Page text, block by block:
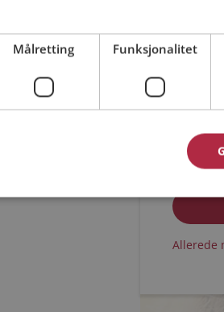
Jeg
Jeg
Allerede
Målretting Funksjonalitet